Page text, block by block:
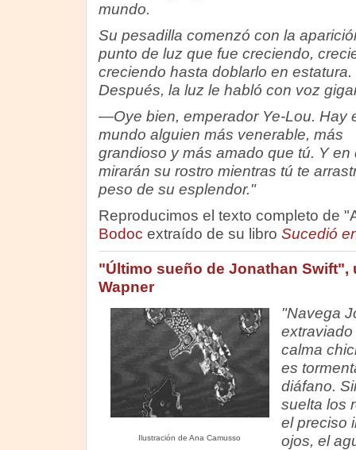
mundo.
Su pesadilla comenzó con la
punto de luz que fue creciendo,
creciendo hasta doblarlo en estatura.
Después, la luz le habló con voz
—Oye bien, emperador Ye-Lou. Hay
mundo alguien más venerable, más
grandioso y más amado que tú. Y
mirarán su rostro mientras tú te
peso de su esplendor."
Reproducimos el texto completo de
Bodoc extraído de su libro Sucedió
"Último sueño de Jonathan Swift",
Wapner
Ilustración de Ana Camusso
"Navega
calma
es
diáfano.
suelta los
el preciso
ojos, el